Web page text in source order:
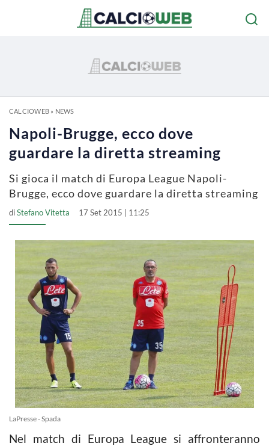
CALCIOWEB» NEWS
Napoli-Brugge, ecco dove
guardare la diretta streaming
Si gioca il match di Europa League Napoli-
Brugge, ecco dove guardare la diretta streaming
diStefano Vitetta 17 Set 2015 | 11:25
LaPresse - Spada
Nel match di Europa League si affronteranno